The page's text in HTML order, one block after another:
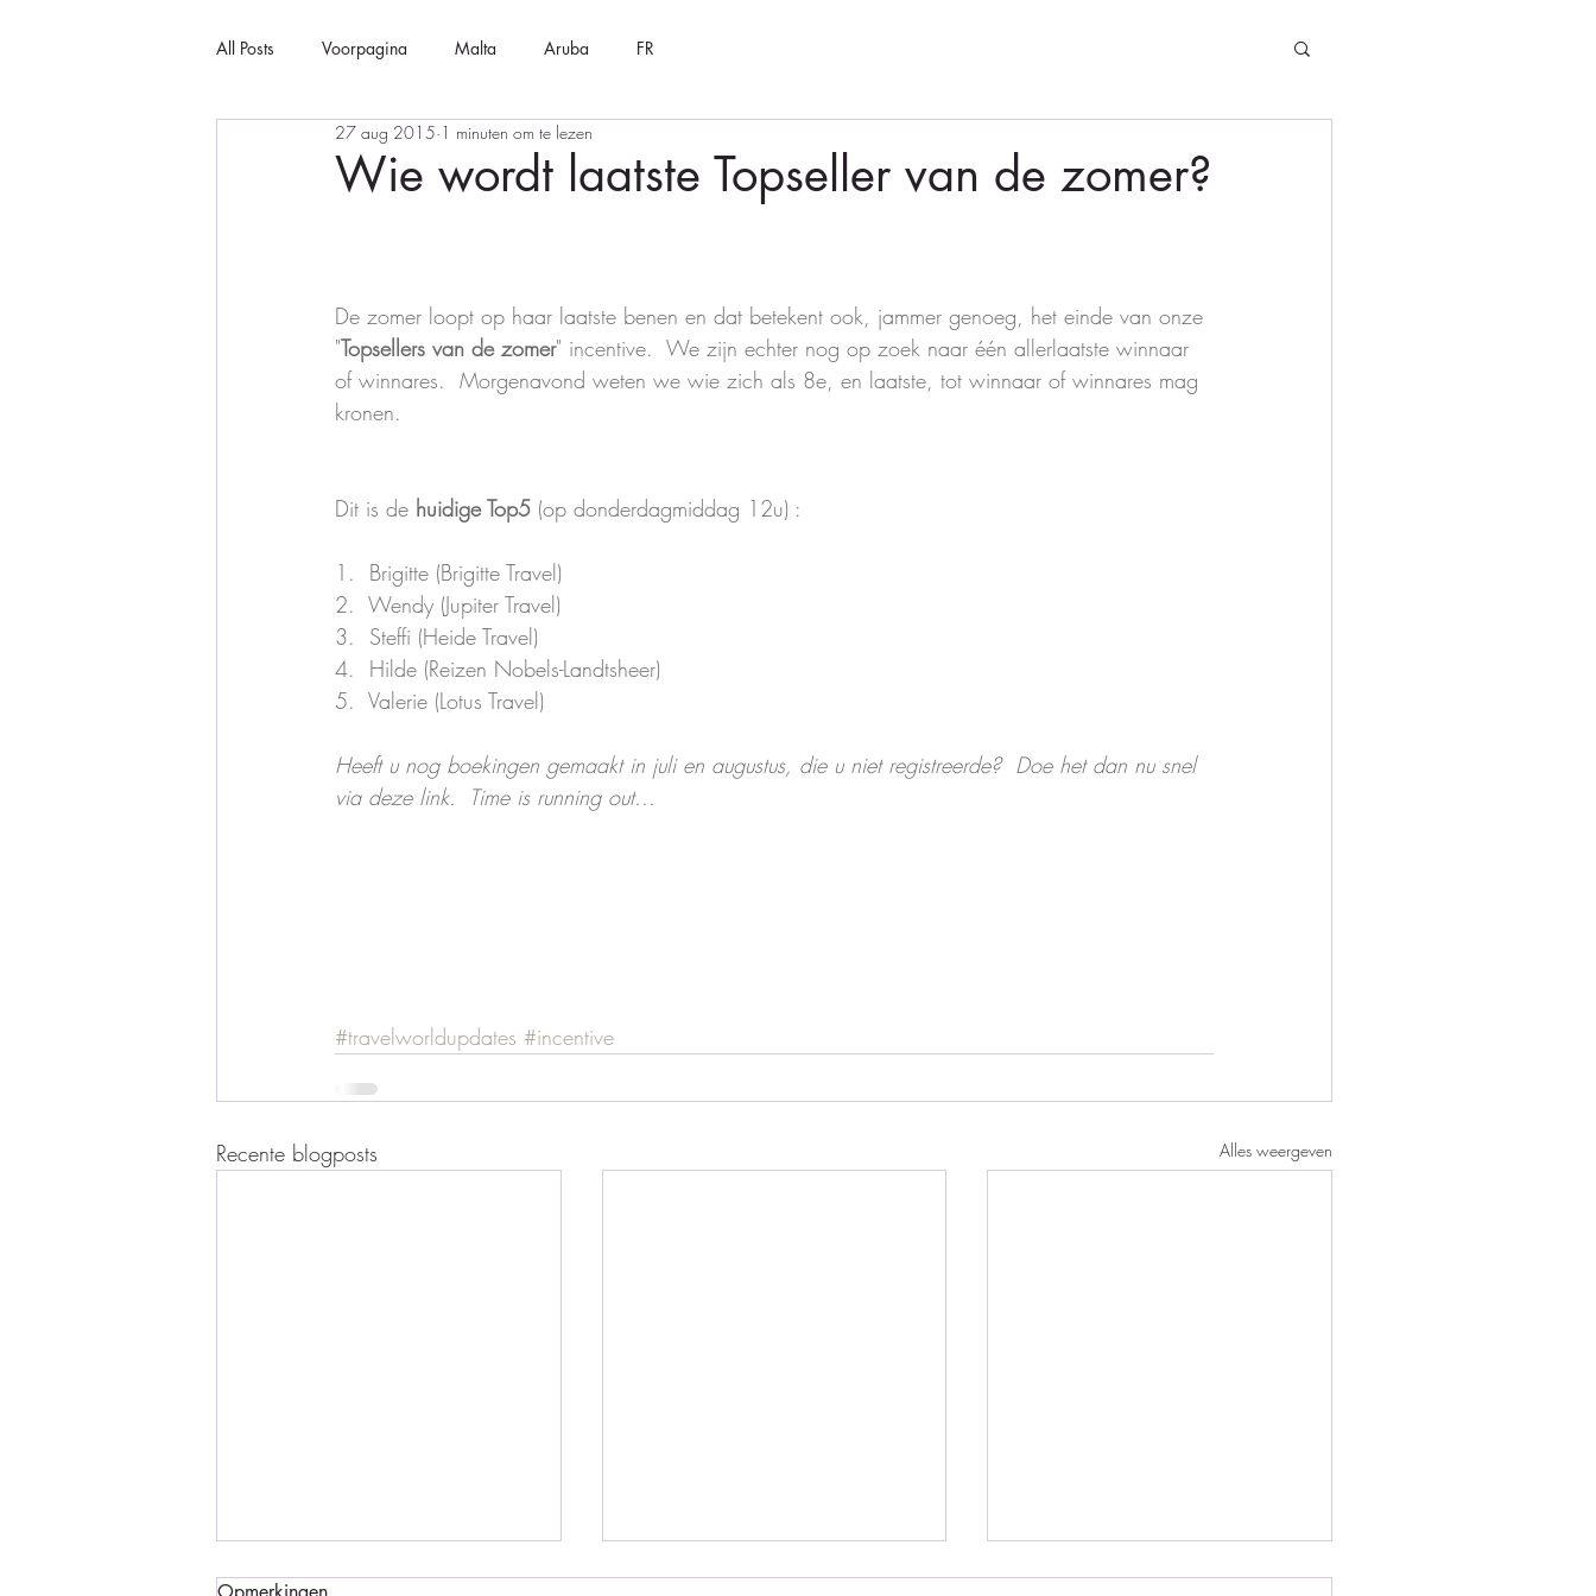
All Posts Voorpagina Malta Aruba FR
Wie wordt laatste Topseller van de zomer?
27 aug 2015 1 minuten om te lezen
De zomer loopt op haar laatste benen en dat betekent ook, jammer genoeg, het einde van onze
"Topsellers van de zomer" incentive.  We zijn echter nog op zoek naar één allerlaatste winnaar
of winnares.  Morgenavond weten we wie zich als 8e, en laatste, tot winnaar of winnares mag
kronen.
Dit is de huidige Top5 (op donderdagmiddag 12u) :
1.  Brigitte (Brigitte Travel)
2.  Wendy (Jupiter Travel)
3.  Steffi (Heide Travel)
4.  Hilde (Reizen Nobels-Landtsheer)
5.  Valerie (Lotus Travel)
Heeft u nog boekingen gemaakt in juli en augustus, die u niet registreerde?  Doe het dan nu snel
via deze link.  Time is running out...
#travelworldupdates #incentive
Recente blogposts Alles weergeven